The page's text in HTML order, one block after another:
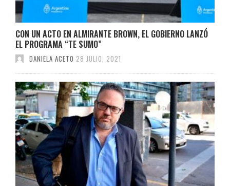
CON UN ACTO EN ALMIRANTE BROWN, EL GOBIERNO LANZÓ
EL PROGRAMA “TE SUMO”
DANIELA ACETO 28 JULIO, 2021